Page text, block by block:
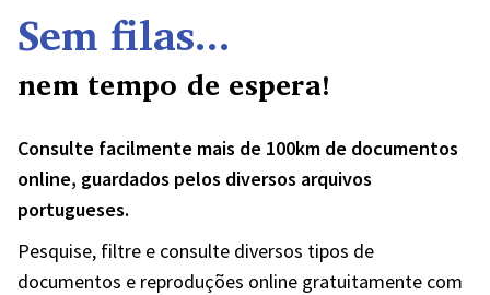
Sem filas...
nem tempo de espera!
Consulte facilmente mais de 100km de documentos
online, guardados pelos diversos arquivos
portugueses.
Pesquise, filtre e consulte diversos tipos de
documentos e reproduções online gratuitamente com